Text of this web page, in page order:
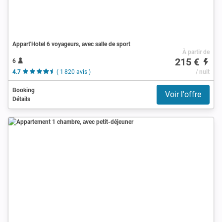
Appart'Hotel 6 voyageurs, avec salle de sport
6
4.7
( 1 820 avis )
À partir de
215 €
/ nuit
Booking
Détails
Voir l'offre